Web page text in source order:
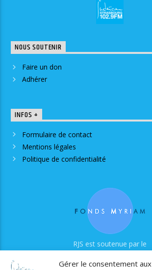
Gérer le consentement aux
NOUS SOUTENIR
Faire un don
Adhérer
INFOS +
Formulaire de contact
Mentions légales
Politique de confidentialité
RJS est soutenue par le